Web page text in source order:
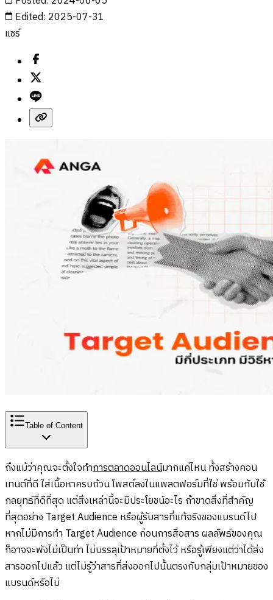
Edited: 2025-07-31
แชร์
Table of Content
ถึงแม้ว่าคุณจะตั้งใจทำการตลาดออนไลน์มากแค่ไหน ทั้งสร้างคอน
เทนต์ที่ดี ใส่เนื้อหาครบถ้วน โพสต์ลงในแพลตฟอร์มที่ใช่ พร้อมกับใช้
กลยุทธ์ที่ดีที่สุด แต่สิ่งเหล่านี้จะมีประโยชน์อะไร ถ้าขาดสิ่งที่สำคัญ
ที่สุดอย่าง Target Audience หรือผู้รับสารที่แท้จริงของแบรนด์ไป
หากไม่มีการทำ Target Audience ก่อนการสื่อสาร ผลลัพธ์ของคุณ
ก็อาจจะพังไม่เป็นท่า ไม่บรรลุเป้าหมายที่ตั้งไว้ หรือรู้เพียงแต่ว่าได้ส่ง
สารออกไปแล้ว แต่ไม่รู้ว่าสารที่ส่งออกไปนั้นตรงกับกลุ่มเป้าหมายของ
แบรนด์หรือไม่